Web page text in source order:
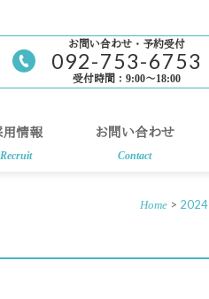
お問い合わせ・予約受付
092-753-6753
受付時間：9:00～18:00
用情報
Recruit
お問い合わせ
Contact
Home > 2024